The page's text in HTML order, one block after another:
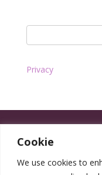
Cookie
We use cookies to
Privacy